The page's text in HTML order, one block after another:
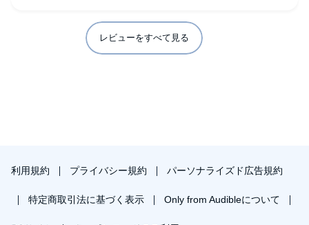
レビューをすべて見る
利用規約 プライバシー規約 パーソナライズド広告規約
特定商取引法に基づく表示 Only from Audibleについて